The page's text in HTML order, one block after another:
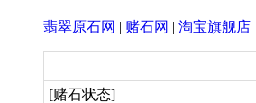
翡翠原石网 | 赌石网 | 淘宝旗舰店
[赌石状态]